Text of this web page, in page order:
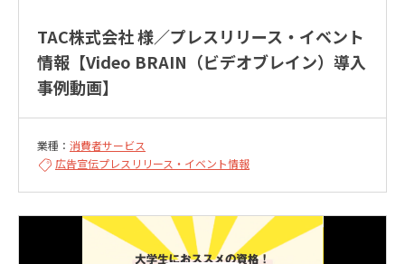
TAC株式会社 様／プレスリリース・イベント
情報【Video BRAIN（ビデオブレイン）導入
事例動画】
業種： 消費者サービス
広告宣伝プレスリリース・イベント情報